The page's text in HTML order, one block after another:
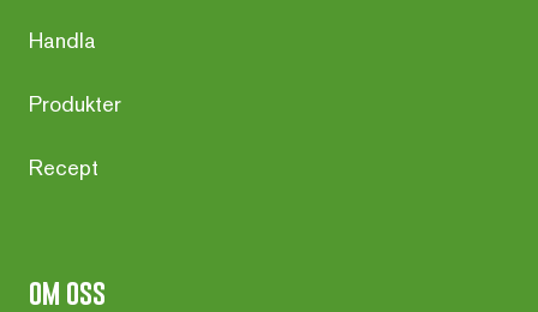
Handla
Produkter
Recept
om oss